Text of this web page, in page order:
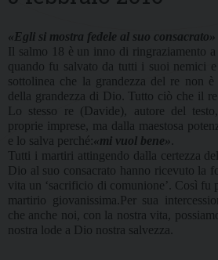
«Egli si mostra fedele al suo consacrato»
Il salmo 18 è un inno di ringraziamento
quando fu salvato da tutti i suoi nemici
sottolinea che la grandezza del re non
della grandezza di Dio. Tutto ciò che il re
Lo stesso re (Davide), autore del
proprie imprese, ma dalla maestosa
e lo salva perché:«mi vuol bene»
Tutti i martiri attingendo dalla certezza
Dio al suo consacrato hanno ricevuto la
vita un ‘sacrificio di comunione’. Così fu
martirio giovanissima.Per sua
che anche noi, con la nostra vita,
nostra lode a Dio nostra salvezza.